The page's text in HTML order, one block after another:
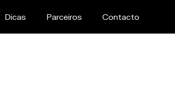
Dicas Parceiros Contacto